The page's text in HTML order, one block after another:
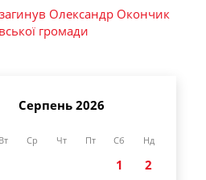
Олександр Окончик
громади
Серпень 2026
Вт Ср Чт Пт Сб Нд
1
2